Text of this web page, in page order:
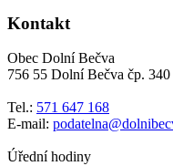
Kontakt
Obec Dolní Bečva
756 55 Dolní Bečva čp. 340
Tel.: 571 647 168
E-mail:
Úřední hodiny